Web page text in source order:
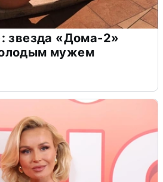
звезда «Дома-2»
мужем